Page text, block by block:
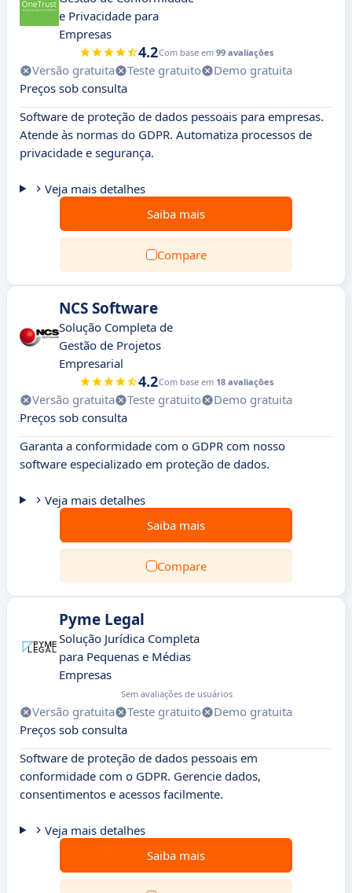
e Privacidade para
Empresas
4.2Com base em 99 avaliações
Versão gratuita Teste gratuito
Demo gratuita
Preços sob consulta
Software de proteção de dados pessoais para empresas.
Atende às normas do GDPR. Automatiza processos de
privacidade e segurança.
Veja mais detalhes
Saiba mais
Compare
NCS Software
Solução Completa de
Gestão de Projetos
Empresarial
4.2Com base em 18 avaliações
Versão gratuita Teste gratuito
Demo gratuita
Preços sob consulta
Garanta a conformidade com o GDPR com nosso
software especializado em proteção de dados.
Veja mais detalhes
Saiba mais
Compare
Pyme Legal
Solução Jurídica Completa
para Pequenas e Médias
Empresas
Sem avaliações de usuários
Versão gratuita Teste gratuito
Demo gratuita
Preços sob consulta
Software de proteção de dados pessoais em
conformidade com o GDPR. Gerencie dados,
consentimentos e acessos facilmente.
Veja mais detalhes
Saiba mais